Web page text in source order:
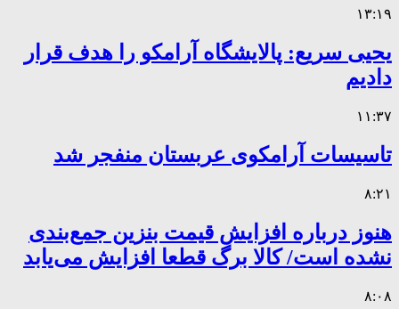
۱۳:۱۹
یحیی سریع: پالایشگاه آرامکو را هدف قرار
دادیم
۱۱:۳۷
تاسیسات آرامکوی عربستان منفجر شد
۸:۲۱
هنوز درباره افزایش قیمت بنزین جمع‌بندی
نشده است/ کالا برگ قطعا افزایش می‌یابد
۸:۰۸